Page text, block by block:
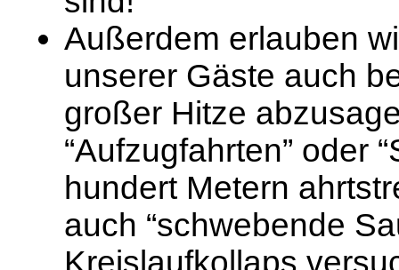
Außerdem erlauben
unserer Gäste auch
großer Hitze
“Aufzugfahrten” oder
hundert Metern
auch “schwebende
Kreislaufkollaps